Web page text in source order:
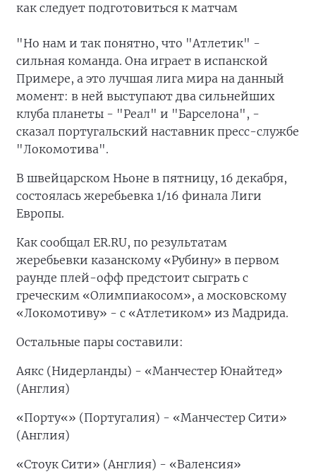
как следует подготовиться к матчам
"Но нам и так понятно, что "Атлетик" -
сильная команда. Она играет в испанской
Примере, а это лучшая лига мира на данный
момент: в ней выступают два сильнейших
клуба планеты - "Реал" и "Барселона", -
сказал португальский наставник пресс-службе
"Локомотива".
В швейцарском Ньоне в пятницу, 16 декабря,
состоялась жеребьевка 1/16 финала Лиги
Европы.
Как сообщал ER.RU, по результатам
жеребьевки казанскому «Рубину» в первом
раунде плей-офф предстоит сыграть с
греческим «Олимпиакосом», а московскому
«Локомотиву» - с «Атлетиком» из Мадрида.
Остальные пары составили:
Аякс (Нидерланды) - «Манчестер Юнайтед»
(Англия)
«Порту«» (Португалия) - «Манчестер Сити»
(Англия)
«Стоук Сити» (Англия) - «Валенсия»